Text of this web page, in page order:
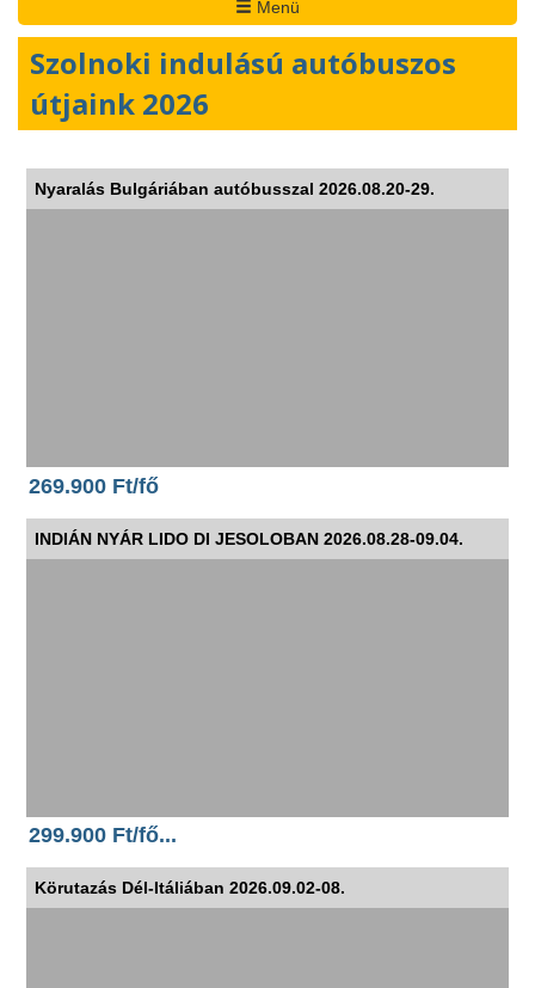
Menü
Szolnoki indulású autóbuszos
útjaink 2026
Nyaralás Bulgáriában autóbusszal 2026.08.20-29.
269.900 Ft/fő
INDIÁN NYÁR LIDO DI JESOLOBAN 2026.08.28-09.04.
299.900 Ft/fő...
Körutazás Dél-Itáliában 2026.09.02-08.